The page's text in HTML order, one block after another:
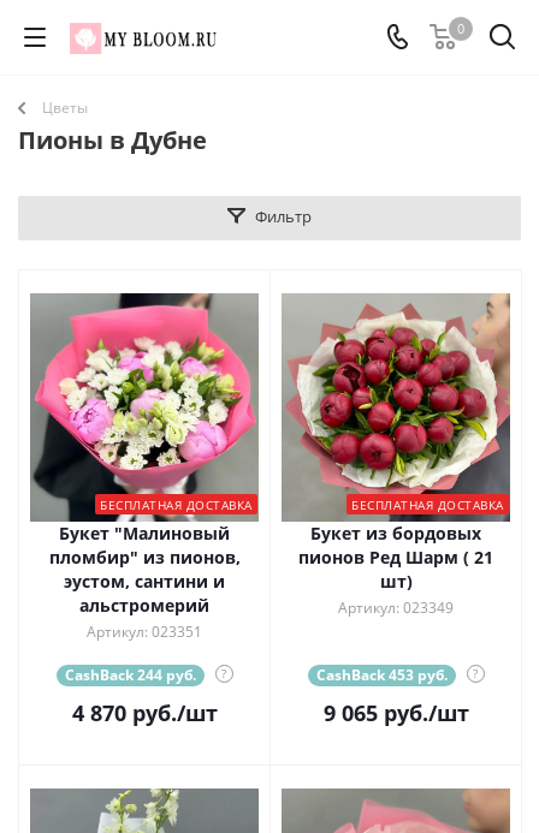
0
Цветы
Пионы в Дубне
Фильтр
БЕСПЛАТНАЯ ДОСТАВКА
Букет "Малиновый
пломбир" из пионов,
эустом, сантини и
альстромерий
Артикул: 023351
CashBack 244 руб. ?
4 870руб./шт
БЕСПЛАТНАЯ ДОСТАВКА
Букет из бордовых
пионов Ред Шарм ( 21
шт)
Артикул: 023349
CashBack 453 руб. ?
9 065руб./шт